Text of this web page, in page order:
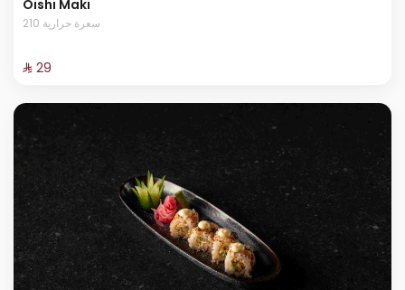
Oishi Maki
210 سعرة حرارية
⁨⁦‪‬ 29⁩